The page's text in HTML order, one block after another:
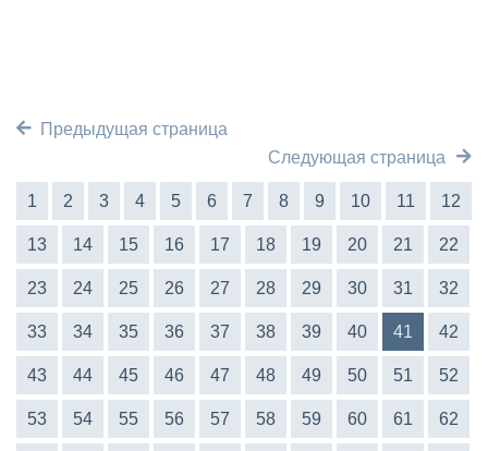
Предыдущая страница
Следующая страница
1 2 3 4 5 6 7 8 9 10 11 12
13 14 15 16 17 18 19 20 21 22
23 24 25 26 27 28 29 30 31 32
33 34 35 36 37 38 39 40 41 42
43 44 45 46 47 48 49 50 51 52
53 54 55 56 57 58 59 60 61 62